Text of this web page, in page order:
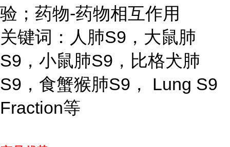
验；药物-药物相互作用
关键词：人肺S9，大鼠肺
S9，小鼠肺S9，比格犬肺
S9，食蟹猴肺S9， Lung S9
Fraction等